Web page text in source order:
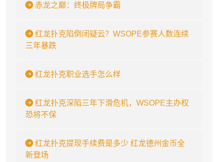
赤龙之巅：终极牌局争霸
红龙扑克陷倒闭疑云？WSOPE参赛人数连续
三年暴跌
红龙扑克职业选手怎么样
红龙扑克深陷三年下滑危机，WSOPE主办权
恐将不保
红龙扑克提现手续费是多少 红龙德州金币全
新登场